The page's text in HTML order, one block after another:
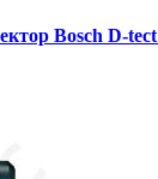
Bosch D-